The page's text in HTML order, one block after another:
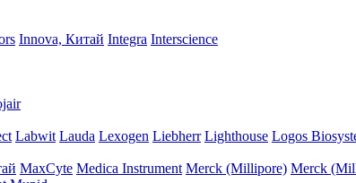
Innova, Китай Integra Interscience
Labwit Lauda Lexogen Liebherr Lighthouse Logos
MaxCyte Medica Instrument Merck (Millipore) Merck